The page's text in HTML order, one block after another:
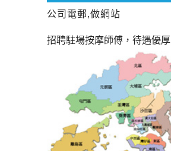
公司電郵,做網站
招聘駐場按摩師傅，待遇優厚